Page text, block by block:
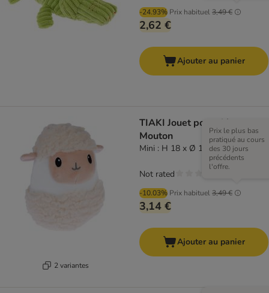
-24.93% Prix habituel3,49 €
2,62 €
Ajouter au panier
2 variantes
TIAKI Jouet pour chien
Mouton
Mini : H 18 x Ø 15 cm
-10.03% Prix habituel3,49 €
Prix le plus bas
pratiqué au cours
des 30 jours
précédents
l'offre.
3,14 €
Not rated
Ajouter au panier